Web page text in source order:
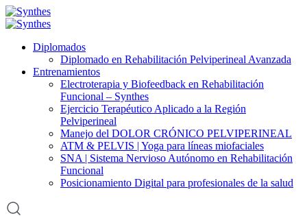
Diplomados
Diplomado en Rehabilitación Pelviperineal Avanzada
Entrenamientos
Electroterapia y Biofeedback en Rehabilitación
Funcional – Synthes
Ejercicio Terapéutico Aplicado a la Región
Pelviperineal
Manejo del DOLOR CRÓNICO PELVIPERINEAL
ATM & PELVIS | Yoga para líneas miofaciales
SNA | Sistema Nervioso Autónomo en Rehabilitación
Funcional
Posicionamiento Digital para profesionales de la salud